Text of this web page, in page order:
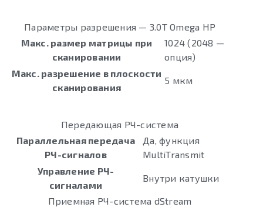
Параметры разрешения — 3.0Т Omega HP
Макс. размер матрицы при
сканировании
1024 (2048 —
опция)
Макс. разрешение в плоскости
сканирования
5 мкм
Передающая РЧ-система
Параллельная передача
РЧ-сигналов
Да, функция
MultiTransmit
Управление РЧ-
сигналами
Внутри катушки
Приемная РЧ-система dStream